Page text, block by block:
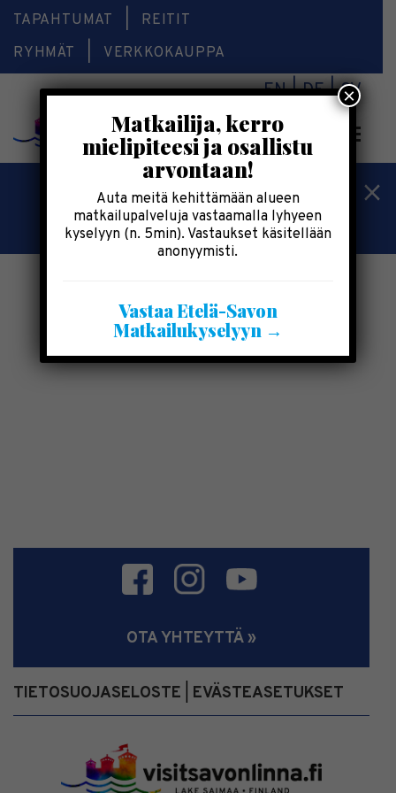
TAPAHTUMAT
REITIT
RYHMÄT
VERKKOKAUPPA
EN DE SV
Kesälomatärpit »
Saimaalla-kesälehti »
OTA YHTEYTTÄ »
TIETOSUOJASELOSTE EVÄSTEASETUKSET
Matkailija, kerro
mielipiteesi ja osallistu
arvontaan!
Auta meitä kehittämään alueen
matkailupalveluja vastaamalla lyhyeen
kyselyyn (n. 5min). Vastaukset käsitellään
anonyymisti.
Vastaa Etelä-Savon
Matkailukyselyyn →
×